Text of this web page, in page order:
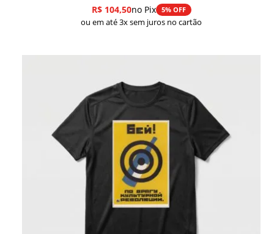
R$104,50no Pix 5% OFF
ou em até 3x sem juros no cartão